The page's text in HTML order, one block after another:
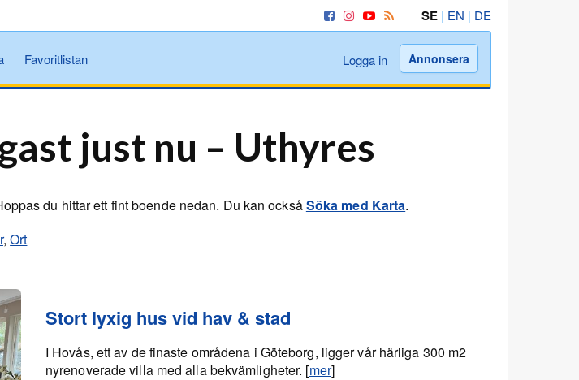
SE | EN | DE
Favoritlistan Logga in Annonsera
just nu – Uthyres
du hittar ett fint boende nedan. Du kan ocksåSöka med Karta.
,Ort
Stort lyxig hus vid hav & stad
I Hovås, ett av de finaste områdena i Göteborg, ligger vår härliga 300 m2
nyrenoverade villa med alla bekvämligheter. [mer]